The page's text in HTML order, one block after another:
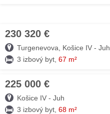
230 320 €
Turgenevova, Košice IV - Juh
3 izbový byt, 67 m²
225 000 €
Košice IV - Juh
3 izbový byt, 68 m²